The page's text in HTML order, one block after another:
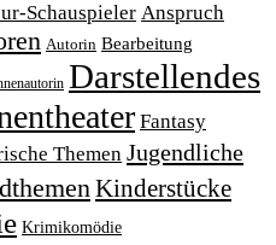
Schauspieler Anspruch
Autorin Bearbeitung
Darstellendes
Fantasy
Themen Jugendliche
Kinderstücke
Krimikomödie